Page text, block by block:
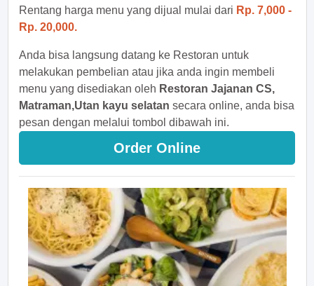
Rentang harga menu yang dijual mulai dari Rp. 7,000 -
Rp. 20,000.
Anda bisa langsung datang ke Restoran untuk
melakukan pembelian atau jika anda ingin membeli
menu yang disediakan oleh Restoran Jajanan CS,
Matraman,Utan kayu selatan secara online, anda bisa
pesan dengan melalui tombol dibawah ini.
Order Online